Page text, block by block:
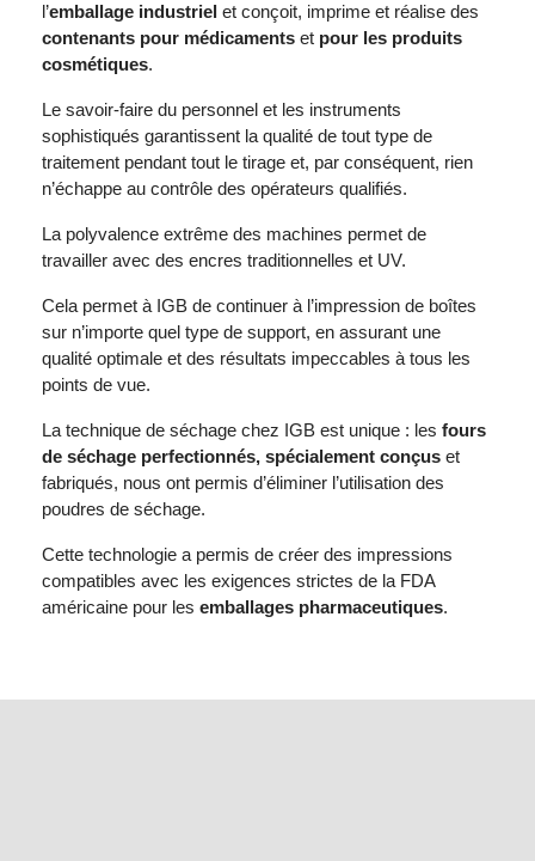
l’emballage industriel et conçoit, imprime et réalise des
contenants pour médicaments et pour les produits
cosmétiques.
Le savoir-faire du personnel et les instruments
sophistiqués garantissent la qualité de tout type de
traitement pendant tout le tirage et, par conséquent, rien
n’échappe au contrôle des opérateurs qualifiés.
La polyvalence extrême des machines permet de
travailler avec des encres traditionnelles et UV.
Cela permet à IGB de continuer à l’impression de boîtes
sur n’importe quel type de support, en assurant une
qualité optimale et des résultats impeccables à tous les
points de vue.
La technique de séchage chez IGB est unique : les fours
de séchage perfectionnés, spécialement conçus et
fabriqués, nous ont permis d’éliminer l’utilisation des
poudres de séchage.
Cette technologie a permis de créer des impressions
compatibles avec les exigences strictes de la FDA
américaine pour les emballages pharmaceutiques.